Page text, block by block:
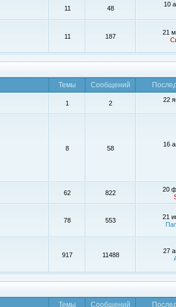
11 48
10
11 187
21
Темы Сообщений
1 2
22
8 58
16
62 822
20
78 553
21
917 11488
27
Темы Сообщений